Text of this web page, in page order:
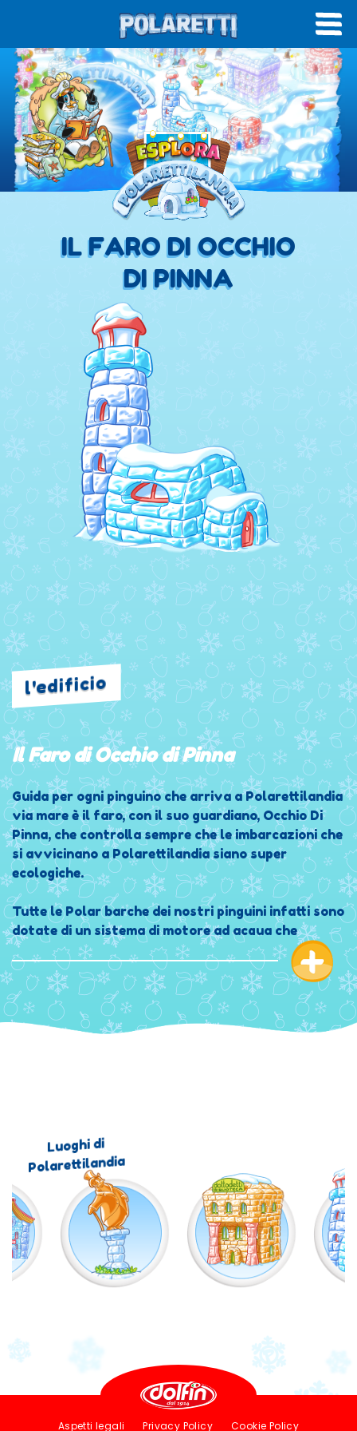
IL FARO DI OCCHIO
DI PINNA
l'edificio
Il Faro di Occhio di Pinna
Guida per ogni pinguino che arriva a Polarettilandia
via mare è il faro, con il suo guardiano, Occhio Di
Pinna, che controlla sempre che le imbarcazioni che
si avvicinano a Polarettilandia siano super
ecologiche.
Tutte le Polar barche dei nostri pinguini infatti sono
dotate di un sistema di motore ad acqua che
permette di farle navigare.
Ogni altro tipo di nave che rischia di inquinare
l’ambiente e le acque di Polarettilandia, viene
subito intercettata, e grazie a una super sirena
Luoghi di
Polarettilandia
Aspetti legali Privacy Policy Cookie Policy